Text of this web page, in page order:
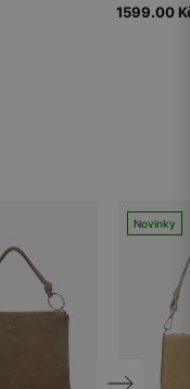
1599.00
Novinky